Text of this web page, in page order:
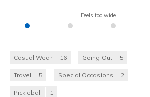
Feels too wide
Casual Wear 16 Going Out 5
Travel 5 Special Occasions 2
Pickleball 1